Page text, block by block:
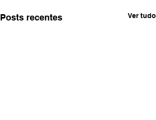
Posts recentes Ver tudo